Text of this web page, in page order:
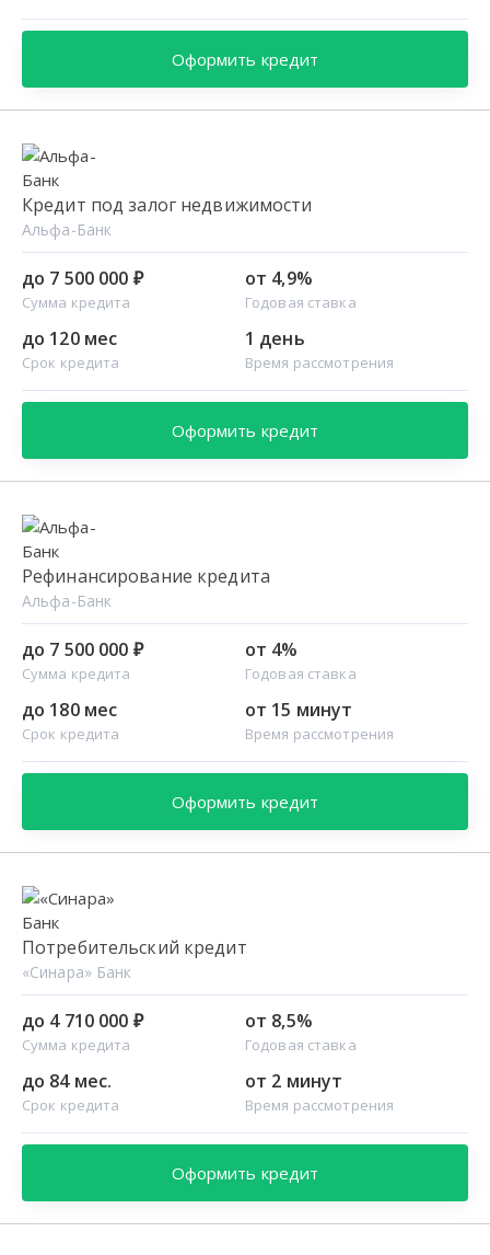
Оформить кредит
Кредит под залог недвижимости
Альфа-Банк
до 7 500 000 ₽
Сумма кредита
от 4,9%
Годовая ставка
до 120 мес
Срок кредита
1 день
Время рассмотрения
Оформить кредит
Рефинансирование кредита
Альфа-Банк
до 7 500 000 ₽
Сумма кредита
от 4%
Годовая ставка
до 180 мес
Срок кредита
от 15 минут
Время рассмотрения
Оформить кредит
Потребительский кредит
«Синара» Банк
до 4 710 000 ₽
Сумма кредита
от 8,5%
Годовая ставка
до 84 мес.
Срок кредита
от 2 минут
Время рассмотрения
Оформить кредит